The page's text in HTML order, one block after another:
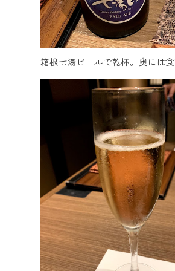
箱根七湯ビールで乾杯。奥には食